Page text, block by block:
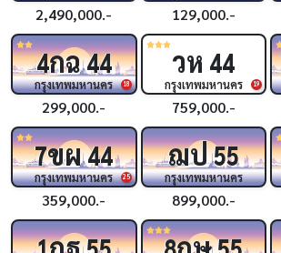
2,490,000.- 129,000.-
18
4กฉ44
กรุงเทพมหานคร
299,000.-
19
วห 44
กรุงเทพมหานคร
759,000.-
25
7ขผ44
กรุงเทพมหานคร
359,000.-
ฌป55
กรุงเทพมหานคร
899,000.-